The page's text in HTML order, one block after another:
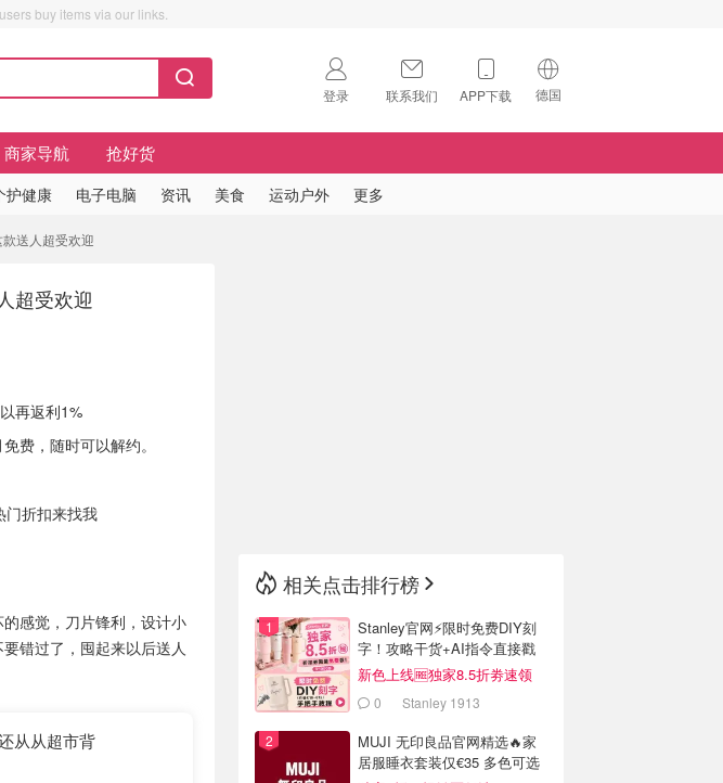
buy items via our links.
登录 联系我们 APP下载 德国
🇺🇸
商家导航 抢好货
护健康 电子电脑 资讯 美食 运动户外 更多
送人超受欢迎
超受欢迎
再返利1%
免费，随时可以解约。
门折扣来找我
感觉，刀片锋利，设计小
错过了，囤起来以后送人
从从超市背
相关点击排行榜
Stanley官网⚡️限时免费DIY刻
字！攻略干货+AI指令直接戳
新色上线🆓独家8.5折劵速领
0 Stanley 1913
MUJI 无印良品官网精选🔥家
居服睡衣套装仅€35 多色可选